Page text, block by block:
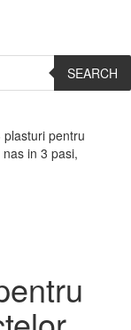
SEARCH
plasturi pentru
in 3 pasi,